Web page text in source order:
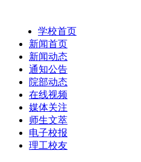
学校首页
新闻首页
新闻动态
通知公告
院部动态
在线视频
媒体关注
师生文萃
电子校报
理工校友